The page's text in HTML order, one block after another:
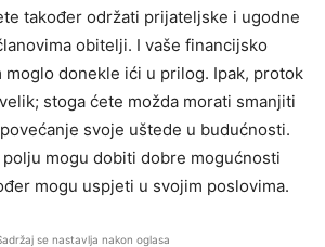
također održati prijateljske i ugodne
obitelji. I vaše financijsko
moglo donekle ići u prilog. Ipak, protok
stoga ćete možda morati smanjiti
svoje uštede u budućnosti.
mogu dobiti dobre mogućnosti
mogu uspjeti u svojim poslovima.
se nastavlja nakon oglasa